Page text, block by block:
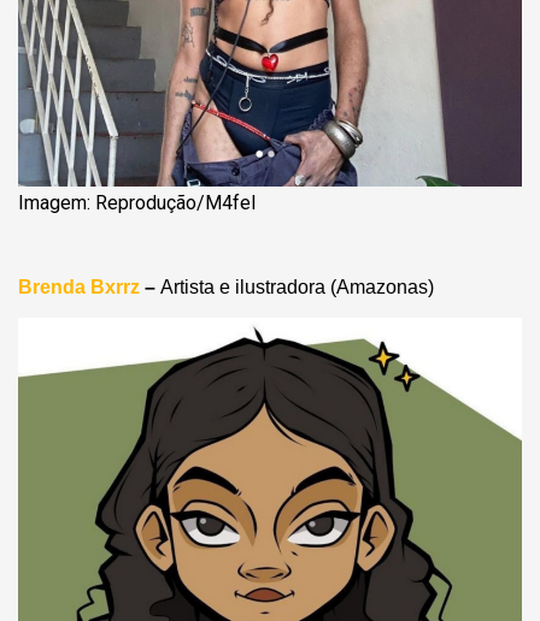
Imagem: Reprodução/M4fel
Brenda Bxrrz – Artista e ilustradora (Amazonas)